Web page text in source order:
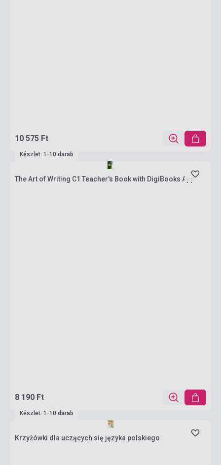
10 575 Ft
Készlet: 1-10 darab
The Art of Writing C1 Teacher's Book with DigiBooks App
8 190 Ft
Készlet: 1-10 darab
Krzyżówki dla uczących się języka polskiego